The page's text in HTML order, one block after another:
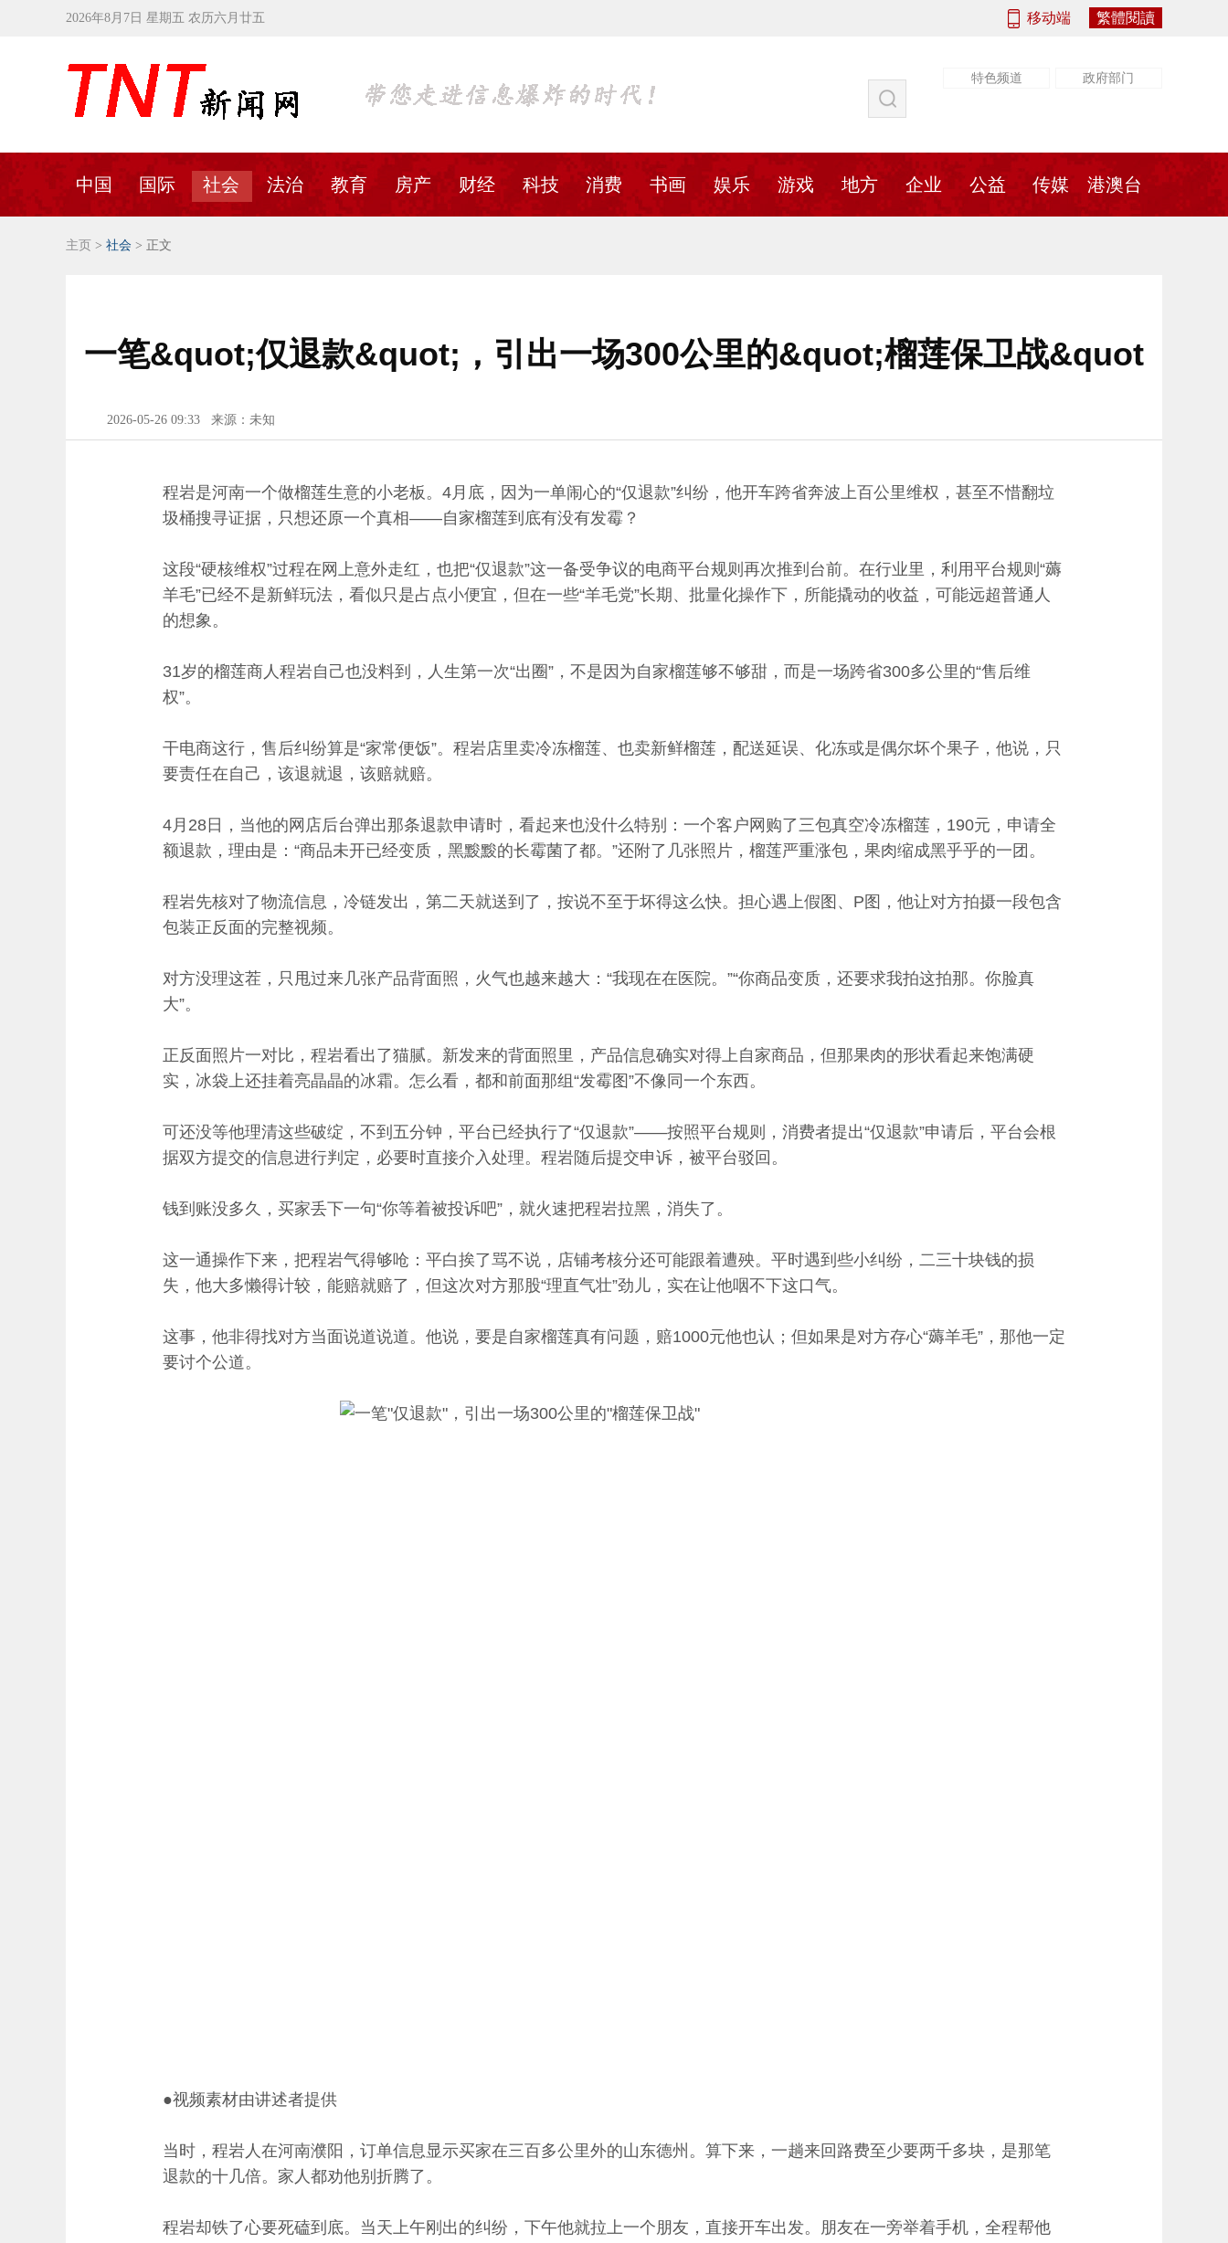
2026年8月7日 星期五 农历六月廿五 移动端 繁體閱讀
特色频道
政府部门
中国 国际 社会 法治 教育 房产 财经 科技 消费 书画 娱乐 游戏 地方 企业 公益 传媒 港澳台
主页 > 社会 > 正文
一笔&quot;仅退款&quot;，引出一场300公里的&quot;榴莲保卫战&quot
2026-05-26 09:33 来源：未知
程岩是河南一个做榴莲生意的小老板。4月底，因为一单闹心的“仅退款”纠纷，他开车跨省奔波上百公里维权，甚至不惜翻垃
圾桶搜寻证据，只想还原一个真相——自家榴莲到底有没有发霉？
这段“硬核维权”过程在网上意外走红，也把“仅退款”这一备受争议的电商平台规则再次推到台前。在行业里，利用平台规则“薅
羊毛”已经不是新鲜玩法，看似只是占点小便宜，但在一些“羊毛党”长期、批量化操作下，所能撬动的收益，可能远超普通人
的想象。
31岁的榴莲商人程岩自己也没料到，人生第一次“出圈”，不是因为自家榴莲够不够甜，而是一场跨省300多公里的“售后维
权”。
干电商这行，售后纠纷算是“家常便饭”。程岩店里卖冷冻榴莲、也卖新鲜榴莲，配送延误、化冻或是偶尔坏个果子，他说，只
要责任在自己，该退就退，该赔就赔。
4月28日，当他的网店后台弹出那条退款申请时，看起来也没什么特别：一个客户网购了三包真空冷冻榴莲，190元，申请全
额退款，理由是：“商品未开已经变质，黑黢黢的长霉菌了都。”还附了几张照片，榴莲严重涨包，果肉缩成黑乎乎的一团。
程岩先核对了物流信息，冷链发出，第二天就送到了，按说不至于坏得这么快。担心遇上假图、P图，他让对方拍摄一段包含
包装正反面的完整视频。
对方没理这茬，只甩过来几张产品背面照，火气也越来越大：“我现在在医院。”“你商品变质，还要求我拍这拍那。你脸真
大”。
正反面照片一对比，程岩看出了猫腻。新发来的背面照里，产品信息确实对得上自家商品，但那果肉的形状看起来饱满硬
实，冰袋上还挂着亮晶晶的冰霜。怎么看，都和前面那组“发霉图”不像同一个东西。
可还没等他理清这些破绽，不到五分钟，平台已经执行了“仅退款”——按照平台规则，消费者提出“仅退款”申请后，平台会根
据双方提交的信息进行判定，必要时直接介入处理。程岩随后提交申诉，被平台驳回。
钱到账没多久，买家丢下一句“你等着被投诉吧”，就火速把程岩拉黑，消失了。
这一通操作下来，把程岩气得够呛：平白挨了骂不说，店铺考核分还可能跟着遭殃。平时遇到些小纠纷，二三十块钱的损
失，他大多懒得计较，能赔就赔了，但这次对方那股“理直气壮”劲儿，实在让他咽不下这口气。
这事，他非得找对方当面说道说道。他说，要是自家榴莲真有问题，赔1000元他也认；但如果是对方存心“薅羊毛”，那他一定
要讨个公道。
●视频素材由讲述者提供
当时，程岩人在河南濮阳，订单信息显示买家在三百多公里外的山东德州。算下来，一趟来回路费至少要两千多块，是那笔
退款的十几倍。家人都劝他别折腾了。
程岩却铁了心要死磕到底。当天上午刚出的纠纷，下午他就拉上一个朋友，直接开车出发。朋友在一旁举着手机，全程帮他